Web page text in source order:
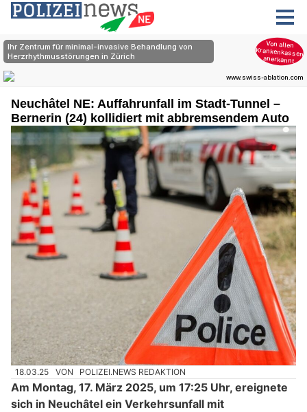
Neuchâtel NE: Auffahrunfall im Stadt-Tunnel –
Bernerin (24) kollidiert mit abbremsendem Auto
18.03.25 VON POLIZEI.NEWS REDAKTION
Am Montag, 17. März 2025, um 17:25 Uhr, ereignete
sich in Neuchâtel ein Verkehrsunfall mit